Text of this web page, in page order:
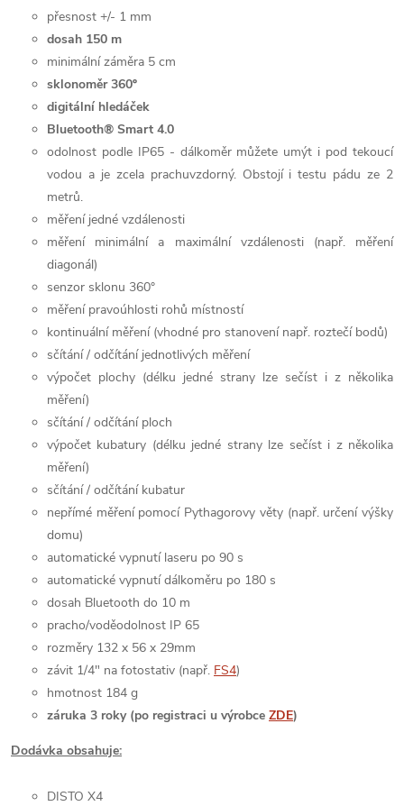
přesnost +/- 1 mm
dosah 150 m
minimální záměra 5 cm
sklonoměr 360º
digitální hledáček
Bluetooth® Smart 4.0
odolnost podle IP65 - dálkoměr můžete umýt i pod tekoucí
vodou a je zcela prachuvzdorný. Obstojí i testu pádu ze 2
metrů.
měření jedné vzdálenosti
měření minimální a maximální vzdálenosti (např. měření
diagonál)
senzor sklonu 360°
měření pravoúhlosti rohů místností
kontinuální měření (vhodné pro stanovení např. roztečí bodů)
sčítání / odčítání jednotlivých měření
výpočet plochy (délku jedné strany lze sečíst i z několika
měření)
sčítání / odčítání ploch
výpočet kubatury (délku jedné strany lze sečíst i z několika
měření)
sčítání / odčítání kubatur
nepřímé měření pomocí Pythagorovy věty (např. určení výšky
domu)
automatické vypnutí laseru po 90 s
automatické vypnutí dálkoměru po 180 s
dosah Bluetooth do 10 m
pracho/voděodolnost IP 65
rozměry 132 x 56 x 29mm
závit 1/4" na fotostativ (např. FS4)
hmotnost 184 g
záruka 3 roky (po registraci u výrobce ZDE)
Dodávka obsahuje:
DISTO X4